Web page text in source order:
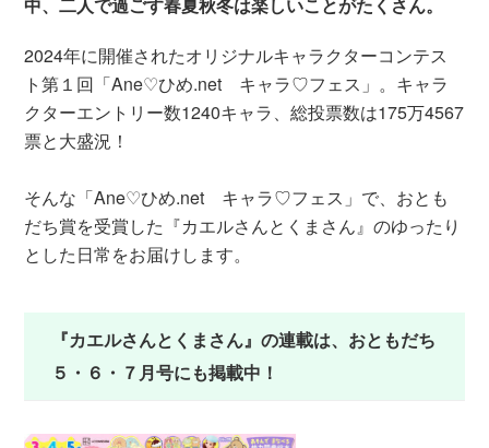
2024年に開催されたオリジナルキャラクターコンテス
ト第１回「Ane♡ひめ.net キャラ♡フェス」。キャラ
クターエントリー数1240キャラ、総投票数は175万4567
票と大盛況！
そんな「Ane♡ひめ.net キャラ♡フェス」で、おとも
だち賞を受賞した『カエルさんとくまさん』のゆったり
とした日常をお届けします。
『カエルさんとくまさん』の連載は、おともだち
５・６・７月号にも掲載中！